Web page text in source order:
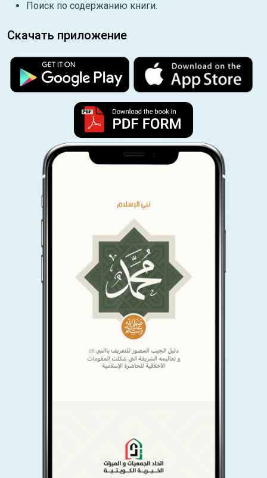
Поиск по содержанию книги.
Скачать приложение